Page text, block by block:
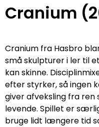
Cranium
Cranium fra Hasbro
små skulpturer i ler til
kan skinne.
efter styrker, så ingen
giver afveksling fra ren
levende. Spillet er
bruge lidt længere tid